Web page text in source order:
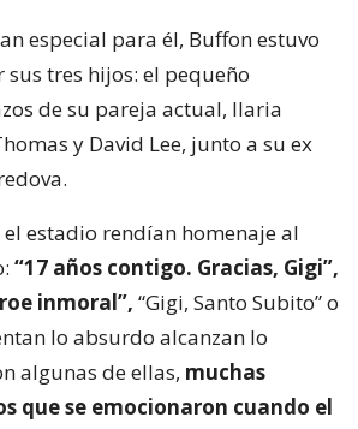
especial para él, Buffon estuvo
tres hijos: el pequeño
de su pareja actual, Ilaria
y David Lee, junto a su ex
el estadio rendían homenaje al
“17 años contigo. Gracias, Gigi”,
inmoral”, “Gigi, Santo Subito” o
lo absurdo alcanzan lo
algunas de ellas, muchas
que se emocionaron cuando el